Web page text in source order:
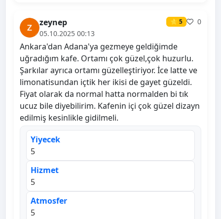
zeynep ⭐ 5
0
05.10.2025 00:13
Ankara'dan Adana'ya gezmeye geldiğimde
uğradığım kafe. Ortamı çok güzel,çok huzurlu.
Şarkılar ayrıca ortamı güzelleştiriyor. İce latte ve
limonatisundan içtik her ikisi de gayet güzeldi.
Fiyat olarak da normal hatta normalden bi tık
ucuz bile diyebilirim. Kafenin içi çok güzel dizayn
edilmiş kesinlikle gidilmeli.
Yiyecek
5
Hizmet
5
Atmosfer
5